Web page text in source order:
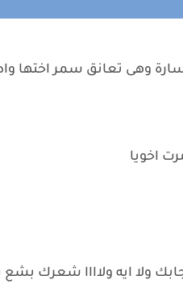
تعانق سمر اختها
اخويا
ولا ايه ولاااا شعرك بشع